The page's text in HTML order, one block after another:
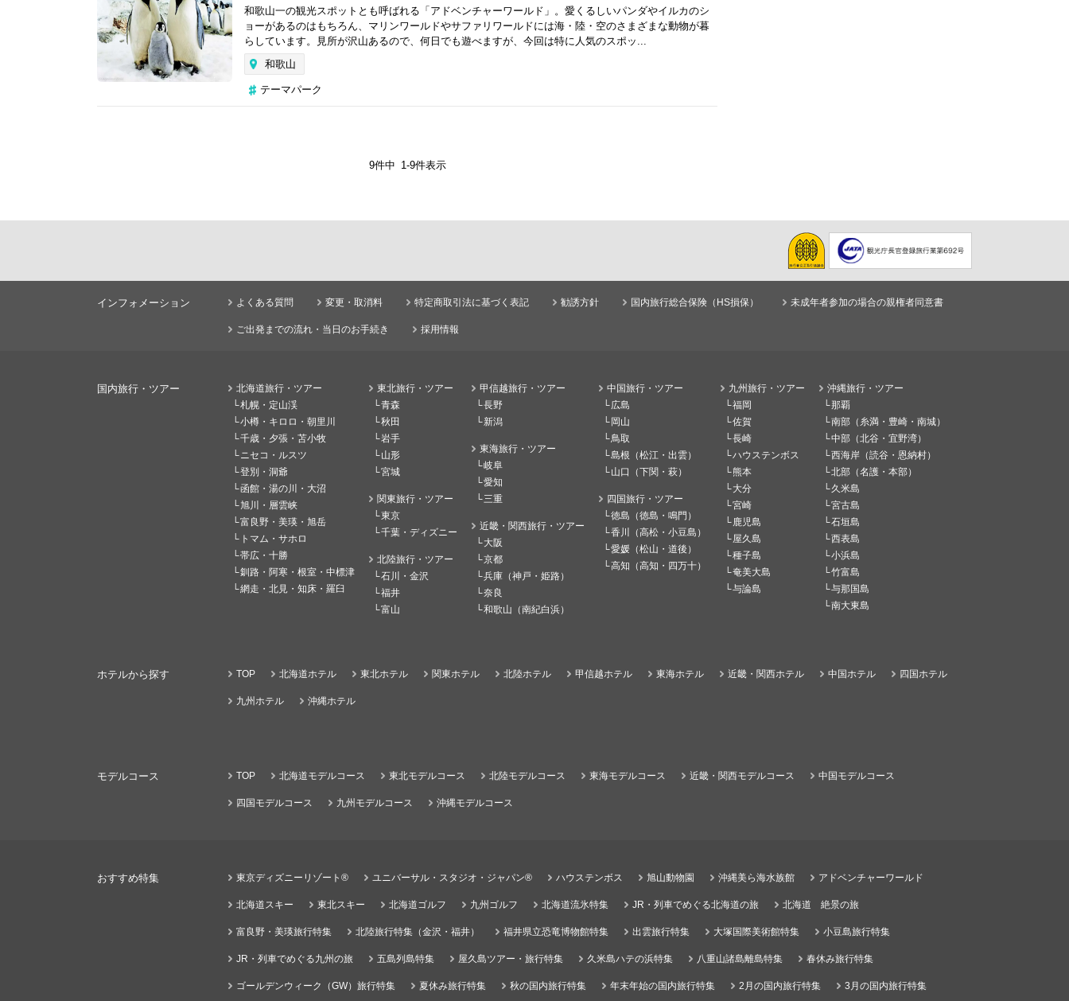
和歌山一の観光スポットとも呼ばれる「アドベンチャーワールド」。愛くるしいパンダやイルカのシ
ョーがあるのはもちろん、マリンワールドやサファリワールドには海・陸・空のさまざまな動物が暮
らしています。見所が沢山あるので、何日でも遊べますが、今回は特に人気のスポッ...
和歌山
テーマパーク
9件中 1-9件表示
インフォメーション よくある質問 変更・取消料 特定商取引法に基づく表記 勧誘方針 国内旅行総合保険（HS損保） 未成年者参加の場合の親権者同意書
ご出発までの流れ・当日のお手続き 採用情報
国内旅行・ツアー
北海道旅行・ツアー
札幌・定山渓
小樽・キロロ・朝里川
千歳・夕張・苫小牧
ニセコ・ルスツ
登別・洞爺
函館・湯の川・大沼
旭川・層雲峡
富良野・美瑛・旭岳
トマム・サホロ
帯広・十勝
釧路・阿寒・根室・中標津
網走・北見・知床・羅臼
東北旅行・ツアー
青森
秋田
岩手
山形
宮城
関東旅行・ツアー
東京
千葉・ディズニー
北陸旅行・ツアー
石川・金沢
福井
富山
甲信越旅行・ツアー
長野
新潟
東海旅行・ツアー
岐阜
愛知
三重
近畿・関西旅行・ツアー
大阪
京都
兵庫（神戸・姫路）
奈良
和歌山（南紀白浜）
中国旅行・ツアー
広島
岡山
鳥取
島根（松江・出雲）
山口（下関・萩）
四国旅行・ツアー
徳島（徳島・鳴門）
香川（高松・小豆島）
愛媛（松山・道後）
高知（高知・四万十）
九州旅行・ツアー
福岡
佐賀
長崎
ハウステンボス
熊本
大分
宮崎
鹿児島
屋久島
種子島
奄美大島
与論島
沖縄旅行・ツアー
那覇
南部（糸満・豊崎・南城）
中部（北谷・宜野湾）
西海岸（読谷・恩納村）
北部（名護・本部）
久米島
宮古島
石垣島
西表島
小浜島
竹富島
与那国島
南大東島
ホテルから探す TOP 北海道ホテル 東北ホテル 関東ホテル 北陸ホテル 甲信越ホテル 東海ホテル 近畿・関西ホテル 中国ホテル 四国ホテル
九州ホテル 沖縄ホテル
モデルコース TOP 北海道モデルコース 東北モデルコース 北陸モデルコース 東海モデルコース 近畿・関西モデルコース 中国モデルコース
四国モデルコース 九州モデルコース 沖縄モデルコース
おすすめ特集 東京ディズニーリゾート® ユニバーサル・スタジオ・ジャパン® ハウステンボス 旭山動物園 沖縄美ら海水族館 アドベンチャーワールド
北海道スキー 東北スキー 北海道ゴルフ 九州ゴルフ 北海道流氷特集 JR・列車でめぐる北海道の旅 北海道 絶景の旅
富良野・美瑛旅行特集 北陸旅行特集（金沢・福井） 福井県立恐竜博物館特集 出雲旅行特集 大塚国際美術館特集 小豆島旅行特集
JR・列車でめぐる九州の旅 五島列島特集 屋久島ツアー・旅行特集 久米島ハテの浜特集 八重山諸島離島特集 春休み旅行特集
ゴールデンウィーク（GW）旅行特集 夏休み旅行特集 秋の国内旅行特集 年末年始の国内旅行特集 2月の国内旅行特集 3月の国内旅行特集